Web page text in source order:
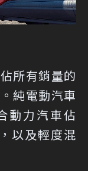
所有銷量的
純電動汽車
動力汽車佔
以及輕度混